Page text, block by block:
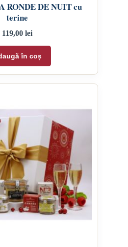
RONDE DE NUIT cu
terine
119,00lei
în coș